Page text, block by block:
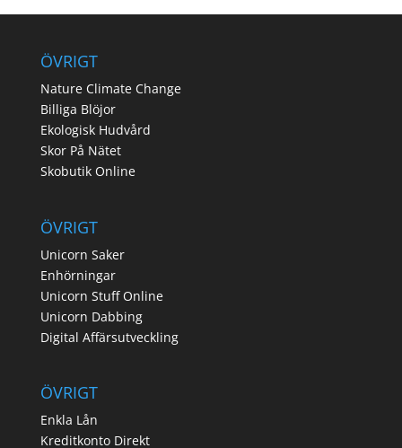
ÖVRIGT
Nature Climate Change
Billiga Blöjor
Ekologisk Hudvård
Skor På Nätet
Skobutik Online
ÖVRIGT
Unicorn Saker
Enhörningar
Unicorn Stuff Online
Unicorn Dabbing
Digital Affärsutveckling
ÖVRIGT
Enkla Lån
Kreditkonto Direkt